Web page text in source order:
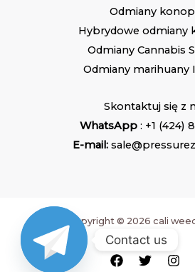
Odmiany
Hybrydowe odmiany
Odmiany Cannabis
Odmiany marihuany
Skontaktuj się z
WhatsApp : +1 (424)
E-mail:
Copyright © 2026 cali
Contact us